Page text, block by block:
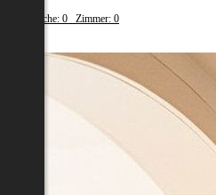
Wohnfläche: 0 Zimmer: 0